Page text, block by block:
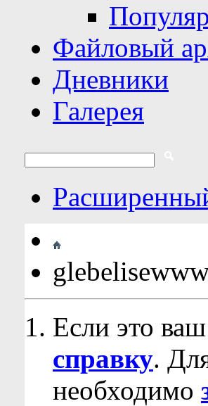
Файловый
Дневники
Галерея
Если это
справку.
необходимо